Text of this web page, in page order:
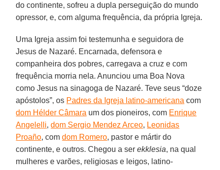
do continente, sofreu a dupla perseguição do mundo
opressor, e, com alguma frequência, da própria Igreja.
Uma Igreja assim foi testemunha e seguidora de
Jesus de Nazaré. Encarnada, defensora e
companheira dos pobres, carregava a cruz e com
frequência morria nela. Anunciou uma Boa Nova
como Jesus na sinagoga de Nazaré. Teve seus “doze
apóstolos”, os Padres da Igreja latino-americana com
dom Hélder Câmara um dos pioneiros, com Enrique
Angelelli,dom Sergio Mendez Arceo, Leonidas
Proaño, comdom Romero, pastor e mártir do
continente, e outros. Chegou a serekklesia, na qual
mulheres e varões, religiosas e leigos, latino-